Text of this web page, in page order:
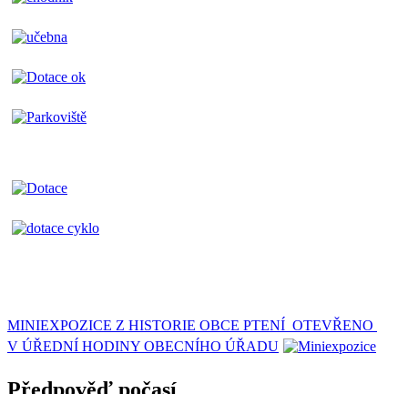
MINIEXPOZICE Z HISTORIE OBCE PTENÍ OTEVŘENO
V ÚŘEDNÍ HODINY OBECNÍHO ÚŘADU